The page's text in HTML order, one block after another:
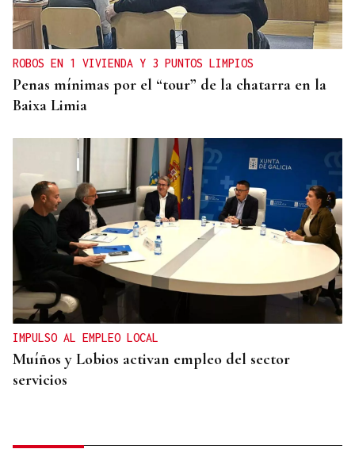
ROBOS EN 1 VIVIENDA Y 3 PUNTOS LIMPIOS
Penas mínimas por el “tour” de la chatarra en la
Baixa Limia
IMPULSO AL EMPLEO LOCAL
Muíños y Lobios activan empleo del sector
servicios